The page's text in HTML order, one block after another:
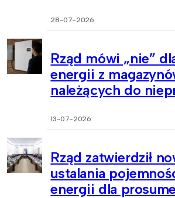
28-07-2026
Rząd mówi „nie”
energii z
należących do
13-07-2026
Rząd zatwierdził
ustalania
energii dla